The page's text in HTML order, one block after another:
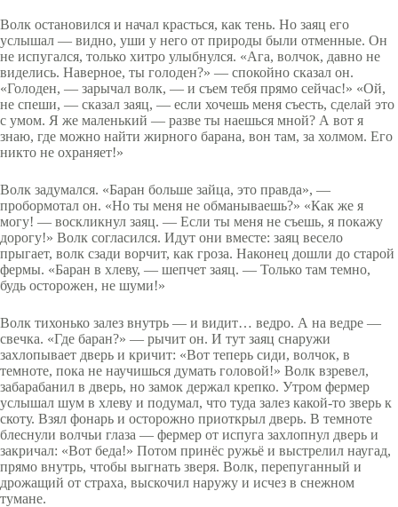
Волк остановился и начал красться, как тень. Но заяц его
услышал — видно, уши у него от природы были отменные. Он
не испугался, только хитро улыбнулся. «Ага, волчок, давно не
виделись. Наверное, ты голоден?» — спокойно сказал он.
«Голоден, — зарычал волк, — и съем тебя прямо сейчас!» «Ой,
не спеши, — сказал заяц, — если хочешь меня съесть, сделай это
с умом. Я же маленький — разве ты наешься мной? А вот я
знаю, где можно найти жирного барана, вон там, за холмом. Его
никто не охраняет!»
Волк задумался. «Баран больше зайца, это правда», —
пробормотал он. «Но ты меня не обманываешь?» «Как же я
могу! — воскликнул заяц. — Если ты меня не съешь, я покажу
дорогу!» Волк согласился. Идут они вместе: заяц весело
прыгает, волк сзади ворчит, как гроза. Наконец дошли до старой
фермы. «Баран в хлеву, — шепчет заяц. — Только там темно,
будь осторожен, не шуми!»
Волк тихонько залез внутрь — и видит… ведро. А на ведре —
свечка. «Где баран?» — рычит он. И тут заяц снаружи
захлопывает дверь и кричит: «Вот теперь сиди, волчок, в
темноте, пока не научишься думать головой!» Волк взревел,
забарабанил в дверь, но замок держал крепко. Утром фермер
услышал шум в хлеву и подумал, что туда залез какой-то зверь к
скоту. Взял фонарь и осторожно приоткрыл дверь. В темноте
блеснули волчьи глаза — фермер от испуга захлопнул дверь и
закричал: «Вот беда!» Потом принёс ружьё и выстрелил наугад,
прямо внутрь, чтобы выгнать зверя. Волк, перепуганный и
дрожащий от страха, выскочил наружу и исчез в снежном
тумане.